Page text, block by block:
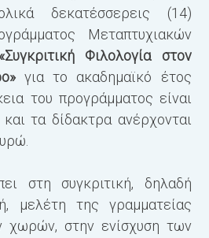
δεκατέσσερεις (14)
Μεταπτυχιακών
«Συγκριτική Φιλολογία στον
για το ακαδημαϊκό έτος
του προγράμματος είναι
τα δίδακτρα ανέρχονται
στη συγκριτική, δηλαδή
μελέτη της γραμματείας
χωρών, στην ενίσχυση των